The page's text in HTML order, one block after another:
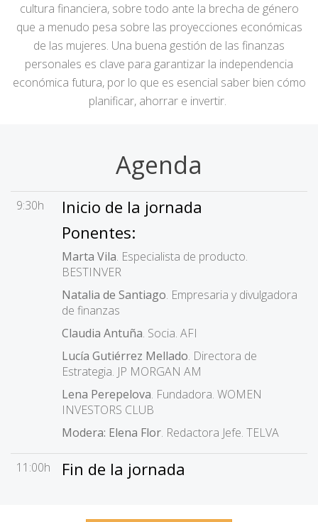
cultura financiera, sobre todo ante la brecha de género
que a menudo pesa sobre las proyecciones económicas
de las mujeres. Una buena gestión de las finanzas
personales es clave para garantizar la independencia
económica futura, por lo que es esencial saber bien cómo
planificar, ahorrar e invertir.
Agenda
9:30h
Inicio de la jornada
Ponentes:
Marta Vila. Especialista de producto.
BESTINVER
Natalia de Santiago. Empresaria y divulgadora
de finanzas
Claudia Antuña. Socia. AFI
Lucía Gutiérrez Mellado. Directora de
Estrategia. JP MORGAN AM
Lena Perepelova. Fundadora. WOMEN
INVESTORS CLUB
Modera: Elena Flor. Redactora Jefe. TELVA
11:00h Fin de la jornada